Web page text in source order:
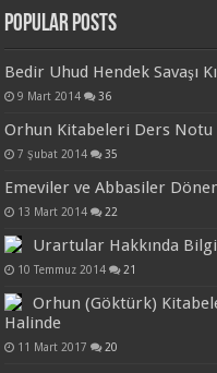
Popular Posts
Bedir Uhud Hendek Savaşı
9 Mart 2014 36
Orhun Kitabeleri Ders Notu
7 Şubat 2014 35
Emeviler ve Abbasiler
13 Mart 2014 22
Urartular Hakkında
10 Temmuz 2014 21
Orhun (Göktürk)
Halinde
11 Mart 2017 20